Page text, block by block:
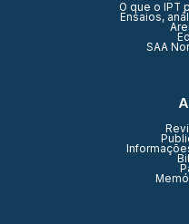
O que o IPT
Ensaios,
SAA